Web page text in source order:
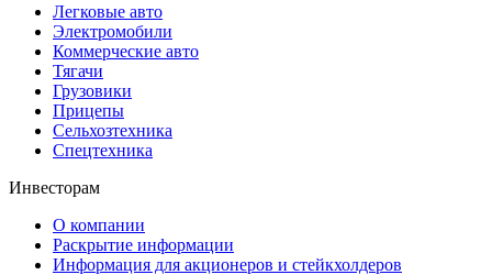
Легковые авто
Электромобили
Коммерческие авто
Тягачи
Грузовики
Прицепы
Сельхозтехника
Спецтехника
Инвесторам
О компании
Раскрытие информации
Информация для акционеров и стейкхолдеров